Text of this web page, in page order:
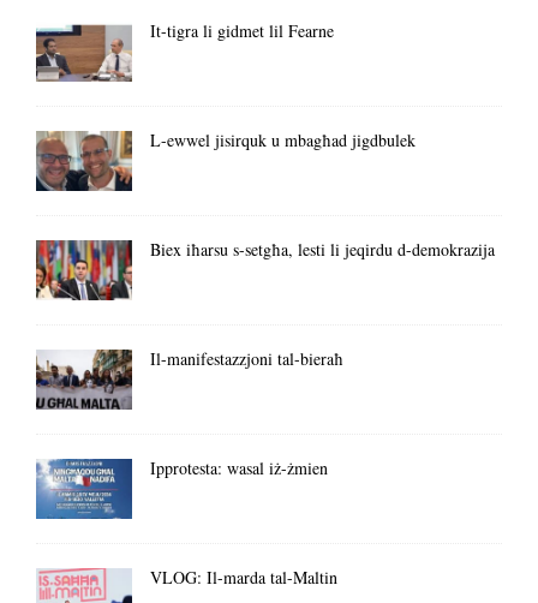
It-tigra li gidmet lil Fearne
L-ewwel jisirquk u mbagħad jigdbulek
Biex iħarsu s-setgħa, lesti li jeqirdu d-demokrazija
Il-manifestazzjoni tal-bieraħ
Ipprotesta: wasal iż-żmien
VLOG: Il-marda tal-Maltin